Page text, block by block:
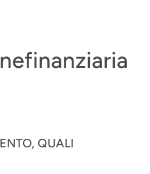
QUALI